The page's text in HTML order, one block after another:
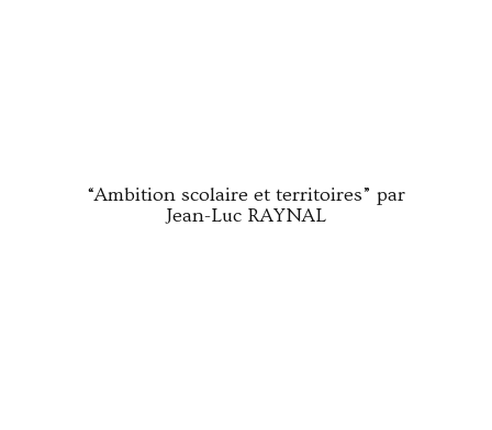
“Ambition scolaire et territoires” par
Jean-Luc RAYNAL